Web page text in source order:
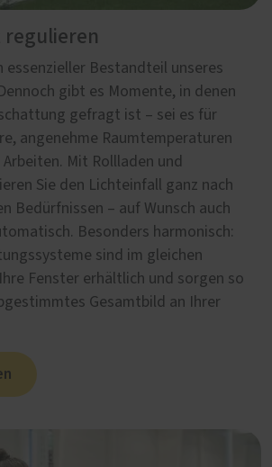
regulieren
essenzieller Bestandteil unseres
gibt es Momente, in denen
gefragt ist – sei es für
angenehme Raumtemperaturen
Mit Rollladen und
Sie den Lichteinfall ganz nach
Bedürfnissen – auf Wunsch auch
Besonders harmonisch:
sind im gleichen
Fenster erhältlich und sorgen so
Gesamtbild an Ihrer